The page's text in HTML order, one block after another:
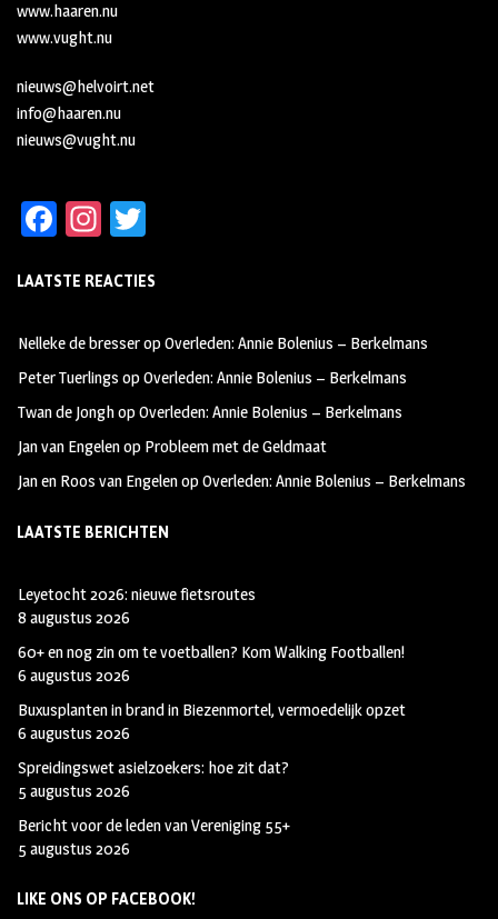
www.haaren.nu
www.vught.nu
nieuws@helvoirt.net
info@haaren.nu
nieuws@vught.nu
Fa
b
oo
k
In
ag
m
tt
LAATSTE REACTIES
Nelleke de bresseropOverleden: Annie Bolenius – Berkelmans
Peter Tuerlings opOverleden: Annie Bolenius – Berkelmans
Twan de JonghopOverleden: Annie Bolenius – Berkelmans
Jan van Engelenop Probleem met de Geldmaat
Jan en Roos van EngelenopOverleden: Annie Bolenius – Berkelmans
LAATSTE BERICHTEN
Leyetocht 2026: nieuwe fietsroutes
8 augustus 2026
60+ en nog zin om te voetballen? Kom Walking Footballen!
6 augustus 2026
Buxusplanten in brand in Biezenmortel, vermoedelijk opzet
6 augustus 2026
Spreidingswet asielzoekers: hoe zit dat?
5 augustus 2026
Bericht voor de leden van Vereniging 55+
5 augustus 2026
LIKE ONS OP FACEBOOK!